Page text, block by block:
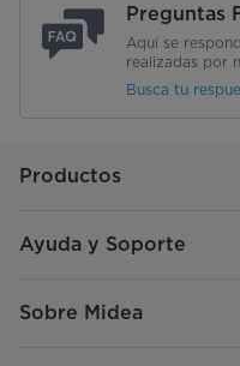
Preguntas
Aquí se
realizadas por
Busca tu
Productos
Ayuda y Soporte
Sobre Midea